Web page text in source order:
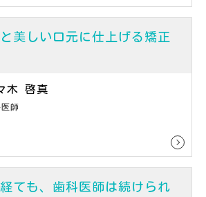
美しい口元に仕上げる矯正
木 啓真
師
ても、歯科医師は続けられ